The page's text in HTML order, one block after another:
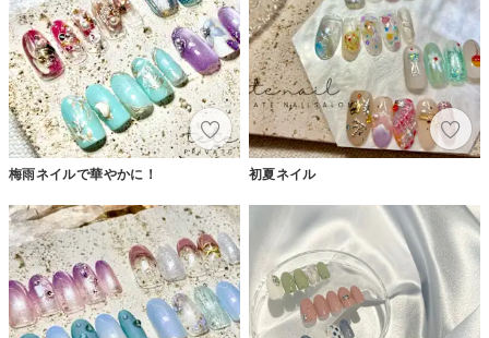
梅雨ネイルで華やかに！ 初夏ネイル